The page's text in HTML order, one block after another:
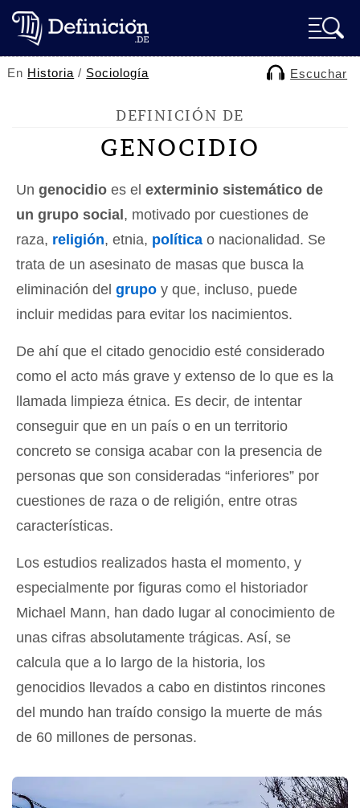
En Historia / Sociología Escuchar
DEFINICIÓN DE
GENOCIDIO
Un genocidio es el exterminio sistemático de
un grupo social , motivado por cuestiones de
raza, religión, etnia, política o nacionalidad. Se
trata de un asesinato de masas que busca la
eliminación del grupo y que, incluso, puede
incluir medidas para evitar los nacimientos.
De ahí que el citado genocidio esté considerado
como el acto más grave y extenso de lo que es la
llamada limpieza étnica. Es decir, de intentar
conseguir que en un país o en un territorio
concreto se consiga acabar con la presencia de
personas que son consideradas “inferiores” por
cuestiones de raza o de religión, entre otras
características.
Los estudios realizados hasta el momento, y
especialmente por figuras como el historiador
Michael Mann, han dado lugar al conocimiento de
unas cifras absolutamente trágicas. Así, se
calcula que a lo largo de la historia, los
genocidios llevados a cabo en distintos rincones
del mundo han traído consigo la muerte de más
de 60 millones de personas.